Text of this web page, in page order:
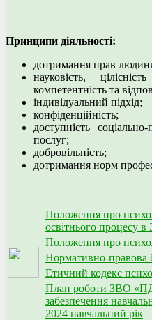
Принципи діяльності:
дотримання прав
науковість,
компетентність та
індивідуальний підхід;
конфіденційність;
доступність
послуг;
добровільність;
дотримання норм
Положення про
освітнього процесу
Положення про
Нормативно-правова
Етичний кодекс
План роботи ЗВО
забезпечення
2024 навчальний рік